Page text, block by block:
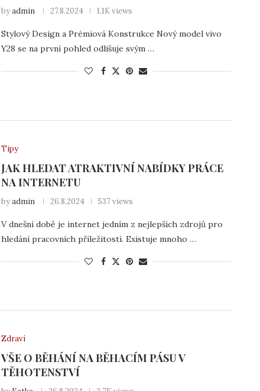
byadmin 27.8.2024 1,1K views
Stylový Design a Prémiová Konstrukce Nový model vivo
Y28 se na první pohled odlišuje svým …
Tipy
JAK HLEDAT ATRAKTIVNÍ NABÍDKY PRÁCE
NA INTERNETU
byadmin 26.8.2024 537 views
V dnešní době je internet jedním z nejlepších zdrojů pro
hledání pracovních příležitostí. Existuje mnoho …
Zdraví
VŠE O BĚHÁNÍ NA BĚHACÍM PÁSU V
TĚHOTENSTVÍ